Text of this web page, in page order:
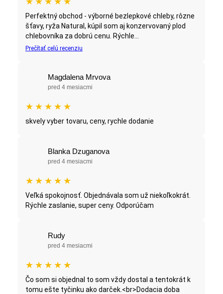
Perfektný obchod - výborné bezlepkové chleby, rôzne
šťavy, ryža Natural, kúpil som aj konzervovaný plod
chlebovníka za dobrú cenu. Rýchle...
Prečítať celú recenziu
Magdalena Mrvova
pred 4 mesiacmi
★ ★ ★ ★ ★
skvely vyber tovaru, ceny, rychle dodanie
Blanka Dzuganova
pred 4 mesiacmi
★ ★ ★ ★ ★
Veľká spokojnosť. Objednávala som už niekoľkokrát.
Rýchle zaslanie, super ceny. Odporúčam
Rudy
pred 4 mesiacmi
★ ★ ★ ★ ★
Čo som si objednal to som vždy dostal a tentokrát k
tomu ešte tyčinku ako darček.<br>Dodacia doba